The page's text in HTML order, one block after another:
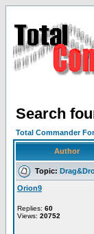
Search
Total Commander
Author
Topic:
Orion9
Replies: 60
Views: 20752